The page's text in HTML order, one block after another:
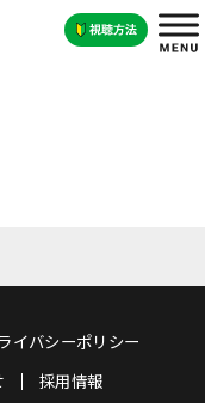
イバシーポリシー
採用情報